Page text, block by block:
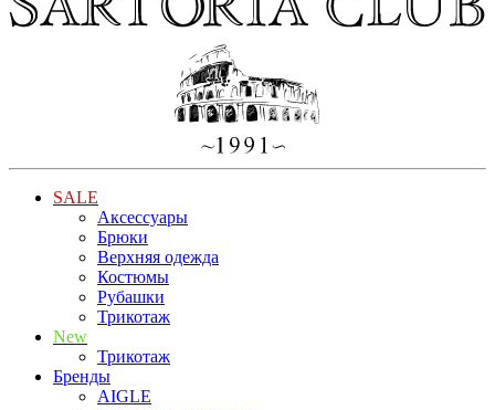
SALE
Аксессуары
Брюки
Верхняя одежда
Костюмы
Рубашки
Трикотаж
New
Трикотаж
Бренды
AIGLE